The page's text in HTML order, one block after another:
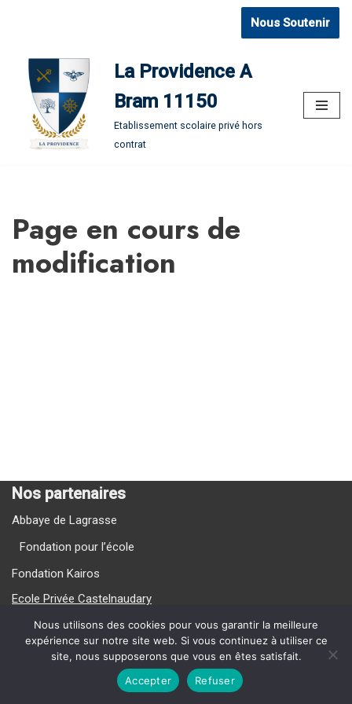
contenu
Nous Soutenir
La Providence A
Bram 11150
Etablissement scolaire privé hors
contrat
Page en cours de
modification
Nos partenaires
Abbaye de Lagrasse
Fondation pour l’école
Fondation Kairos
Ecole Privée Castelnaudary
Ecole Privée Carcassonne
Nos Vidéos
{current_year} La Providence
Nous utilisons des cookies pour vous garantir la meilleure
expérience sur notre site web. Si vous continuez à utiliser ce
site, nous supposerons que vous en êtes satisfait.
Accepter
Refuser